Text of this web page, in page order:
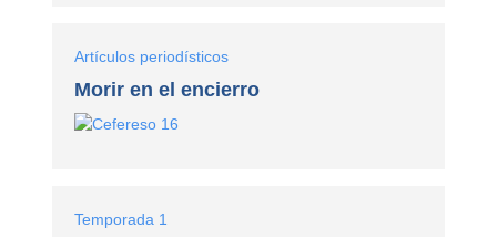
Artículos periodísticos
Morir en el encierro
Temporada 1